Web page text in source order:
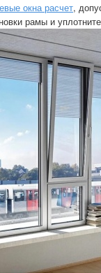
окна расчет,
рамы и